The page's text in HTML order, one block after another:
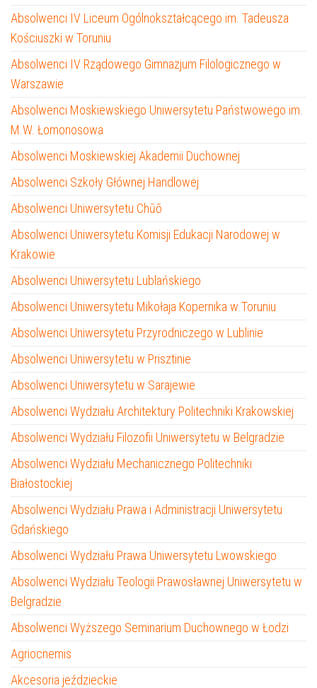
Absolwenci IV Liceum Ogólnokształcącego im. Tadeusza
Kościuszki w Toruniu
Absolwenci IV Rządowego Gimnazjum Filologicznego w
Warszawie
Absolwenci Moskiewskiego Uniwersytetu Państwowego im.
M.W. Łomonosowa
Absolwenci Moskiewskiej Akademii Duchownej
Absolwenci Szkoły Głównej Handlowej
Absolwenci Uniwersytetu Chūō
Absolwenci Uniwersytetu Komisji Edukacji Narodowej w
Krakowie
Absolwenci Uniwersytetu Lublańskiego
Absolwenci Uniwersytetu Mikołaja Kopernika w Toruniu
Absolwenci Uniwersytetu Przyrodniczego w Lublinie
Absolwenci Uniwersytetu w Prisztinie
Absolwenci Uniwersytetu w Sarajewie
Absolwenci Wydziału Architektury Politechniki Krakowskiej
Absolwenci Wydziału Filozofii Uniwersytetu w Belgradzie
Absolwenci Wydziału Mechanicznego Politechniki
Białostockiej
Absolwenci Wydziału Prawa i Administracji Uniwersytetu
Gdańskiego
Absolwenci Wydziału Prawa Uniwersytetu Lwowskiego
Absolwenci Wydziału Teologii Prawosławnej Uniwersytetu w
Belgradzie
Absolwenci Wyższego Seminarium Duchownego w Łodzi
Agriocnemis
Akcesoria jeździeckie